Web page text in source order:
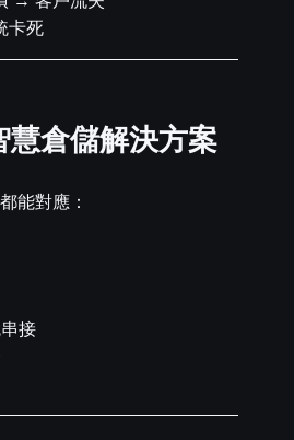
卡死
慧倉儲解決方案
能對應：
接